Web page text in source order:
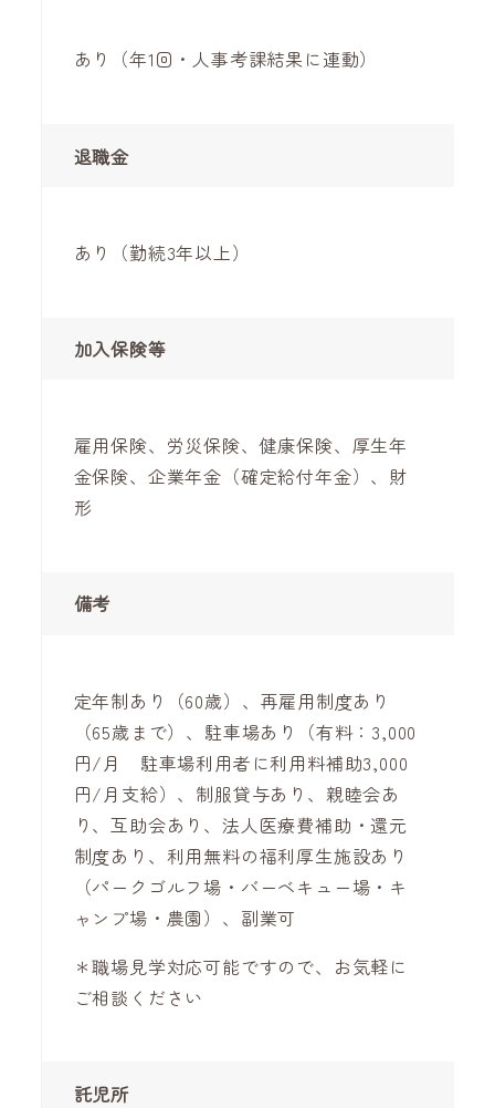
あり（年1回・人事考課結果に連動）
退職金
あり（勤続3年以上）
加入保険等
雇用保険、労災保険、健康保険、厚生年
金保険、企業年金（確定給付年金）、財
形
備考
定年制あり（60歳）、再雇用制度あり
（65歳まで）、駐車場あり（有料：3,000
円/月 駐車場利用者に利用料補助3,000
円/月支給）、制服貸与あり、親睦会あ
り、互助会あり、法人医療費補助・還元
制度あり、利用無料の福利厚生施設あり
（パークゴルフ場・バーベキュー場・キ
ャンプ場・農園）、副業可
＊職場見学対応可能ですので、お気軽に
ご相談ください
託児所